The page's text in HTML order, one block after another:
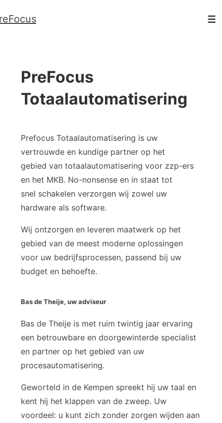
Doorgaan
PreFocus
Totaalautomatisering
Prefocus Totaalautomatisering is uw
vertrouwde en kundige partner op het
gebied van totaalautomatisering voor zzp-ers
en het MKB. No-nonsense en in staat tot
snel schakelen verzorgen wij zowel uw
hardware als software.
Wij ontzorgen en leveren maatwerk op het
gebied van de meest moderne oplossingen
voor uw bedrijfsprocessen, passend bij uw
budget en behoefte.
Bas de Theije, uw adviseur
Bas de Theije is met ruim twintig jaar ervaring
een betrouwbare en doorgewinterde specialist
en partner op het gebied van uw
procesautomatisering.
Geworteld in de Kempen spreekt hij uw taal en
kent hij het klappen van de zweep. Uw
voordeel: u kunt zich zonder zorgen wijden aan